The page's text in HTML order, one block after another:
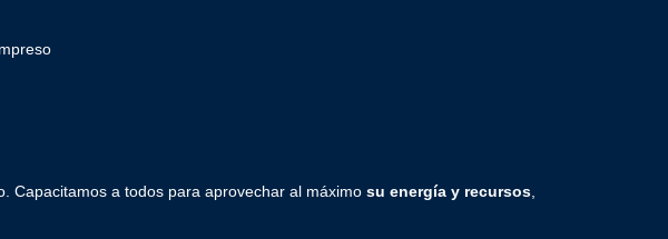
Capacitamos a todos para aprovechar al máximo su energía y recursos